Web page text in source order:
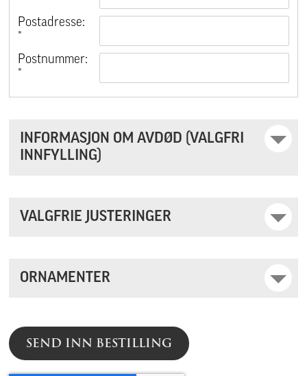
Postadresse:
Postnummer:
INFORMASJON OM AVDØD (VALGFRI
INNFYLLING)
VALGFRIE JUSTERINGER
ORNAMENTER
SEND INN BESTILLING